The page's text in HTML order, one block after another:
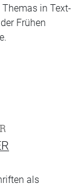
in Text-
Frühen
als